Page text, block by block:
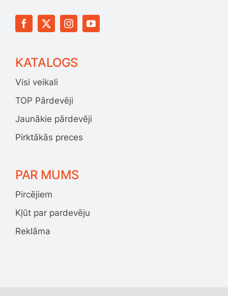
KATALOGS
Visi veikali
TOP Pārdevēji
Jaunākie pārdevēji
Pirktākās preces
PAR MUMS
Pircējiem
Kļūt par pardevēju
Reklāma